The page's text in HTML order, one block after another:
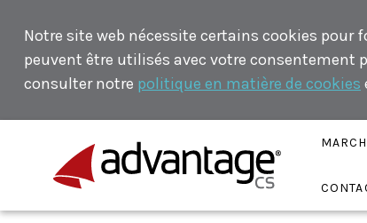
Notre site web nécessite certains cookies
peuvent être utilisés avec votre
consulter notre politique en matière de cookies